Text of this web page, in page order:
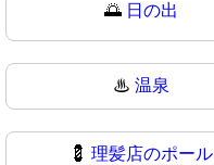
🌅 日の出
♨温泉
💈理髪店のポール